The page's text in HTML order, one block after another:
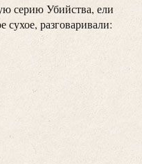
серию Убийства, ели
разговаривали: